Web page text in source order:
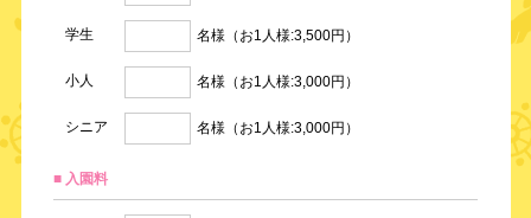
学生 名様（お1人様:3,500円）
小人 名様（お1人様:3,000円）
シニア 名様（お1人様:3,000円）
■ 入園料